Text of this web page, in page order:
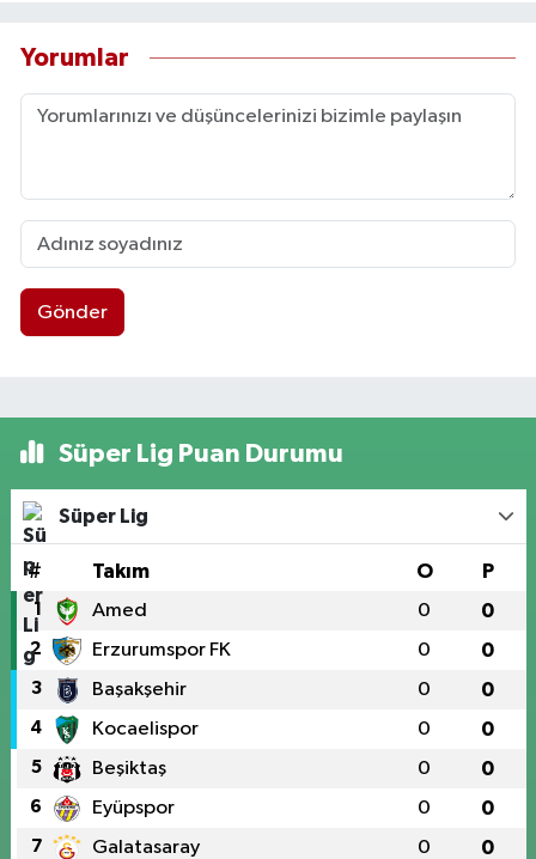
Yorumlar
Gönder
Süper Lig Puan Durumu
Süper Lig
# Takım O P
1 Amed 0 0
2 Erzurumspor FK 0 0
3 Başakşehir 0 0
4 Kocaelispor 0 0
5 Beşiktaş 0 0
6 Eyüpspor 0 0
7 Galatasaray 0 0